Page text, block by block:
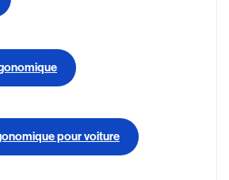
pour voiture